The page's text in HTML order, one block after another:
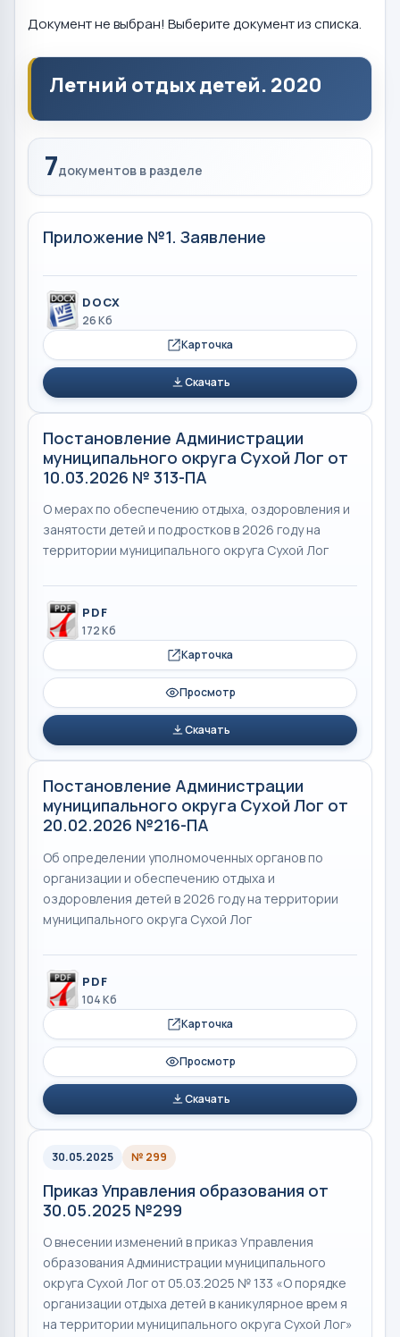
Документ не выбран! Выберите документ из списка.
Летний отдых детей. 2020
7документов в разделе
Приложение №1. Заявление
DOCX
26 Кб
Карточка
Скачать
Постановление Администрации
муниципального округа Сухой Лог от
10.03.2026 № 313-ПА
О мерах по обеспечению отдыха, оздоровления и
занятости детей и подростков в 2026 году на
территории муниципального округа Сухой Лог
PDF
172 Кб
Карточка
Просмотр
Скачать
Постановление Администрации
муниципального округа Сухой Лог от
20.02.2026 №216-ПА
Об определении уполномоченных органов по
организации и обеспечению отдыха и
оздоровления детей в 2026 году на территории
муниципального округа Сухой Лог
PDF
104 Кб
Карточка
Просмотр
Скачать
30.05.2025 № 299
Приказ Управления образования от
30.05.2025 №299
О внесении изменений в приказ Управления
образования Администрации муниципального
округа Сухой Лог от 05.03.2025 № 133 «О порядке
организации отдыха детей в каникулярное врем я
на территории муниципального округа Сухой Лог»